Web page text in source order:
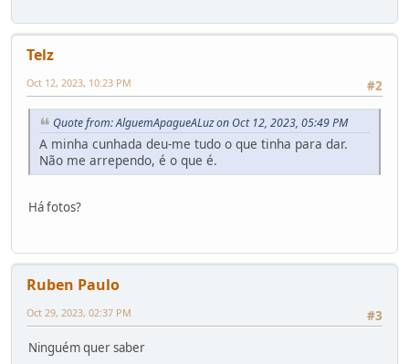
Telz
#2
Oct 12, 2023, 10:23 PM
Quote from: AlguemApagueALuz on Oct 12, 2023, 05:49 PM
A minha cunhada deu-me tudo o que tinha para dar.
Não me arrependo, é o que é.
Há fotos?
Ruben Paulo
#3
Oct 29, 2023, 02:37 PM
Ninguém quer saber